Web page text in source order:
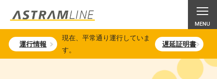
運行情報
現在、平常通り運行していま
す。
遅延証明書